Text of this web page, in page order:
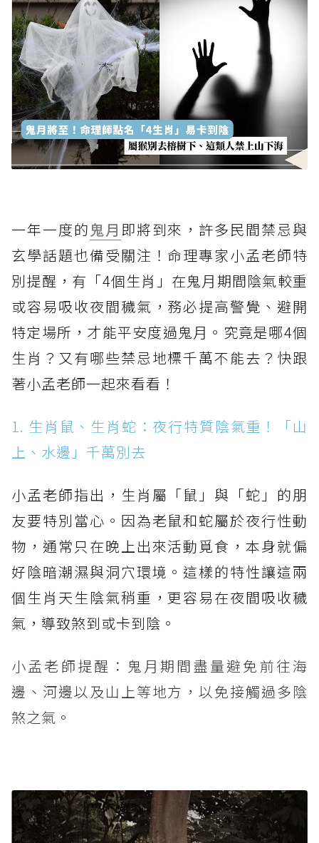
一年一度的 鬼月 即將到來，許多民間禁忌與
玄學話題也備受關注！命理專家小孟老師特
別提醒，有「4個生肖」在鬼月期間陰氣較重
或容易吸收夜間穢氣，務必提高警覺、避開
特定場所，才能平安度過鬼月。究竟是哪4個
生肖？又有哪些禁忌地標千萬不能去？快跟
著小孟老師一起來看看！
1. 生肖鼠、生肖蛇：夜行特質陰氣重！「山
上、水邊」千萬別去
小孟老師指出，生肖屬「鼠」與「蛇」的朋
友要特別當心。因為老鼠和蛇屬於夜行性動
物，通常只在晚上出來活動覓食，本身就偏
好陰暗潮濕與洞穴環境。這樣的特性讓這兩
個生肖天生陰氣稍重，更容易在夜間吸收穢
氣，導致煞到或卡到陰。
小孟老師提醒：鬼月期間盡量避免前往海
邊、河邊以及山上等地方，以免接觸過多陰
煞之氣。